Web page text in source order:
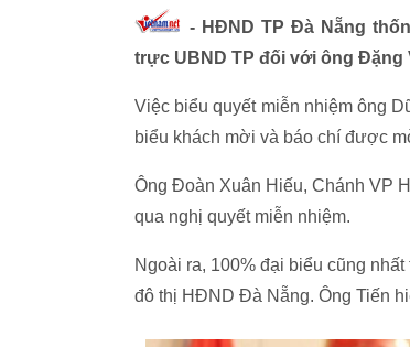
- HĐND TP Đà Nẵng
trực UBND TP đối với ông Đặng
Việc biểu quyết miễn nhiệm ông
biểu khách mời và báo chí được
Ông Đoàn Xuân Hiếu, Chánh VP
qua nghị quyết miễn nhiệm.
Ngoài ra, 100% đại biểu cũng
đô thị HĐND Đà Nẵng. Ông Tiến